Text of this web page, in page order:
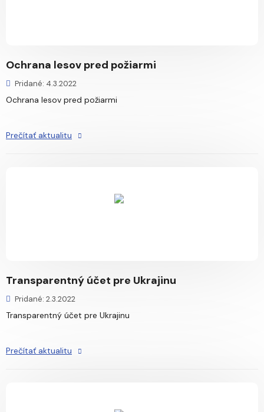
Ochrana lesov pred požiarmi
Pridané: 4.3.2022
Ochrana lesov pred požiarmi
Prečítať aktualitu
Transparentný účet pre Ukrajinu
Pridané: 2.3.2022
Transparentný účet pre Ukrajinu
Prečítať aktualitu